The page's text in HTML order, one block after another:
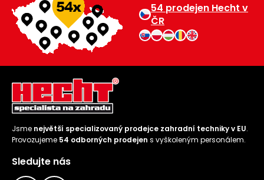
54 prodejen Hecht v
ČR
Jsme největší specializovaný prodejce zahradní techniky v EU.
Provozujeme 54 odborných prodejen s vyškoleným personálem.
Sledujte nás